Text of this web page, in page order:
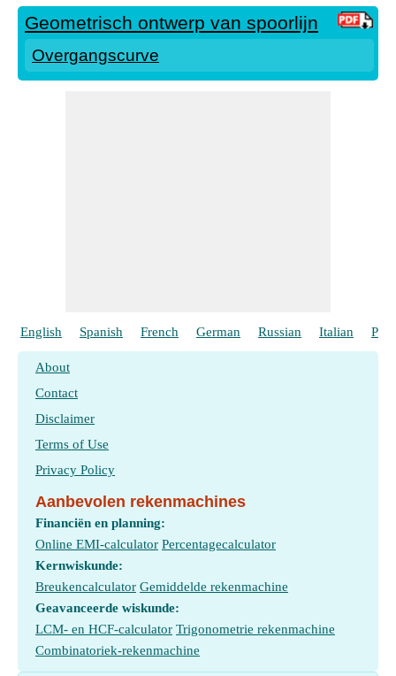
Geometrisch ontwerp van spoorlijn
Overgangscurve
English Spanish French German Russian Italian
About
Contact
Disclaimer
Terms of Use
Privacy Policy
Aanbevolen rekenmachines
Financiën en planning:
Online EMI-calculator Percentagecalculator
Kernwiskunde:
Breukencalculator Gemiddelde rekenmachine
Geavanceerde wiskunde:
LCM- en HCF-calculator Trigonometrie rekenmachine
Combinatoriek-rekenmachine